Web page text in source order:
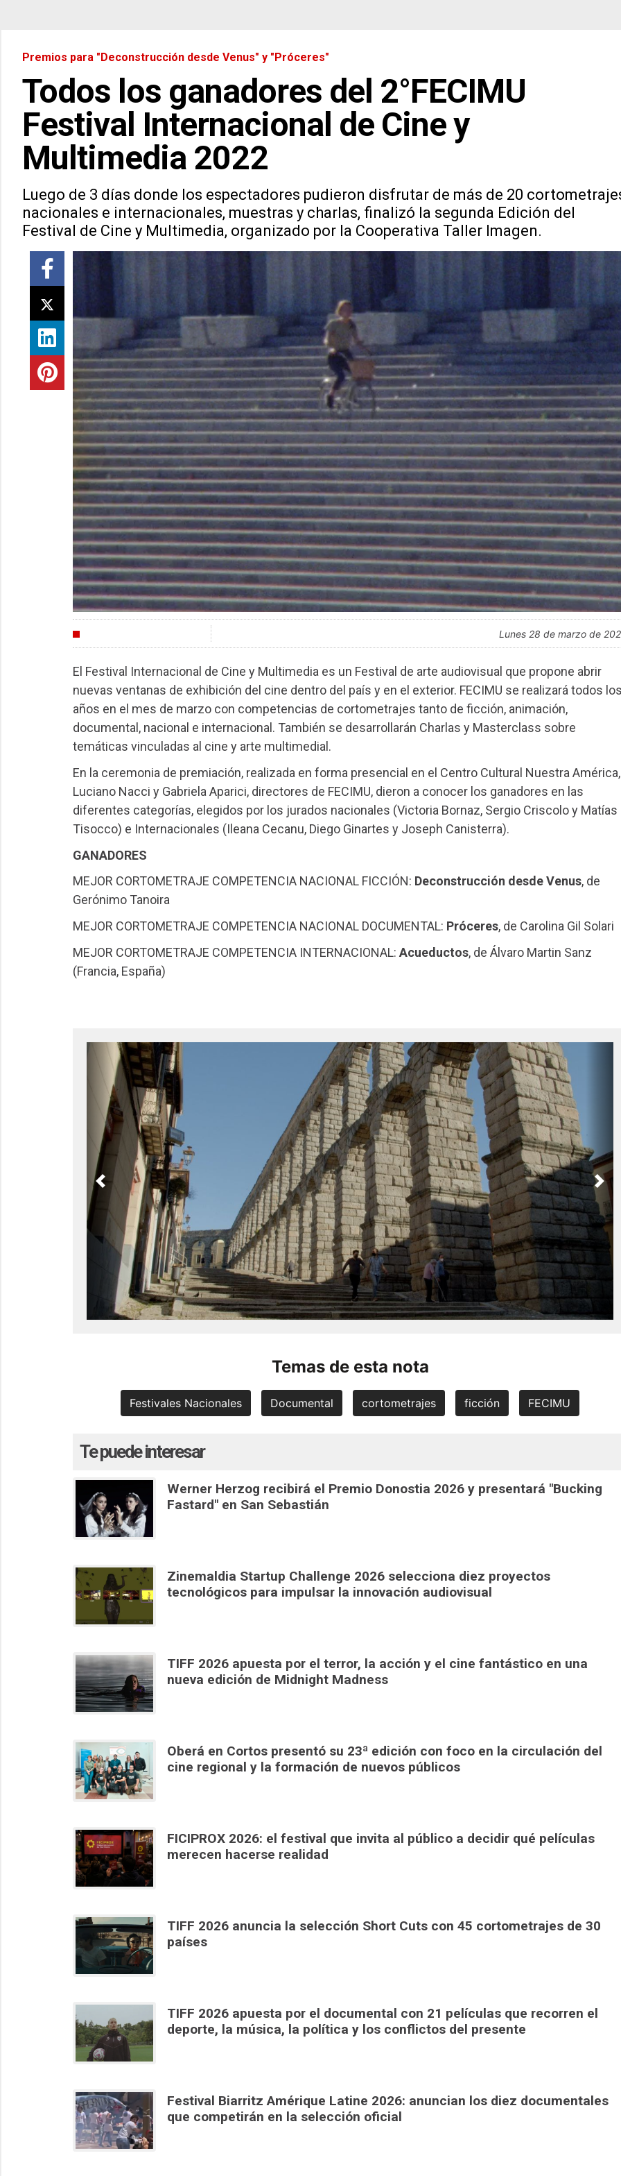
Premios para "Deconstrucción desde Venus" y "Próceres"
Todos los ganadores del 2°FECIMU
Festival Internacional de Cine y
Multimedia 2022
Luego de 3 días donde los espectadores pudieron disfrutar de más de 20
nacionales e internacionales, muestras y charlas, finalizó la segunda Edición del
Festival de Cine y Multimedia, organizado por la Cooperativa Taller Imagen.
lunes 28 de marzo de
El Festival Internacional de Cine y Multimedia es un Festival de arte audiovisual que propone abrir
nuevas ventanas de exhibición del cine dentro del país y en el exterior. FECIMU se realizará todos
años en el mes de marzo con competencias de cortometrajes tanto de ficción, animación,
documental, nacional e internacional. También se desarrollarán Charlas y Masterclass sobre
temáticas vinculadas al cine y arte multimedial.
En la ceremonia de premiación, realizada en forma presencial en el Centro Cultural Nuestra América,
Luciano Nacci y Gabriela Aparici, directores de FECIMU, dieron a conocer los ganadores en las
diferentes categorías, elegidos por los jurados nacionales (Victoria Bornaz, Sergio Criscolo y Matías
Tisocco) e Internacionales (Ileana Cecanu, Diego Ginartes y Joseph Canisterra).
GANADORES
MEJOR CORTOMETRAJE COMPETENCIA NACIONAL FICCIÓN: Deconstrucción desde Venus, de
Gerónimo Tanoira
MEJOR CORTOMETRAJE COMPETENCIA NACIONAL DOCUMENTAL: Próceres, de Carolina Gil Solari
MEJOR CORTOMETRAJE COMPETENCIA INTERNACIONAL: Acueductos, de Álvaro Martin Sanz
(Francia, España)
Previous
Temas de esta nota
Festivales Nacionales Documental cortometrajes ficción FECIMU
Te puede interesar
Werner Herzog recibirá el Premio Donostia 2026 y presentará "Bucking
Fastard" en San Sebastián
Zinemaldia Startup Challenge 2026 selecciona diez proyectos
tecnológicos para impulsar la innovación audiovisual
TIFF 2026 apuesta por el terror, la acción y el cine fantástico en una
nueva edición de Midnight Madness
Oberá en Cortos presentó su 23ª edición con foco en la circulación del
cine regional y la formación de nuevos públicos
FICIPROX 2026: el festival que invita al público a decidir qué películas
merecen hacerse realidad
TIFF 2026 anuncia la selección Short Cuts con 45 cortometrajes de 30
países
TIFF 2026 apuesta por el documental con 21 películas que recorren el
deporte, la música, la política y los conflictos del presente
Festival Biarritz Amérique Latine 2026: anuncian los diez documentales
que competirán en la selección oficial